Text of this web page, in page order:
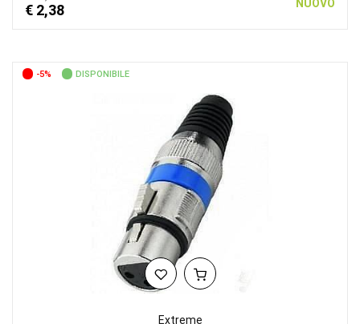
€ 2,38 NUOVO
-5% DISPONIBILE
Extreme